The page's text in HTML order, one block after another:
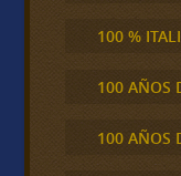
100 %
100 AÑOS
100 AÑOS